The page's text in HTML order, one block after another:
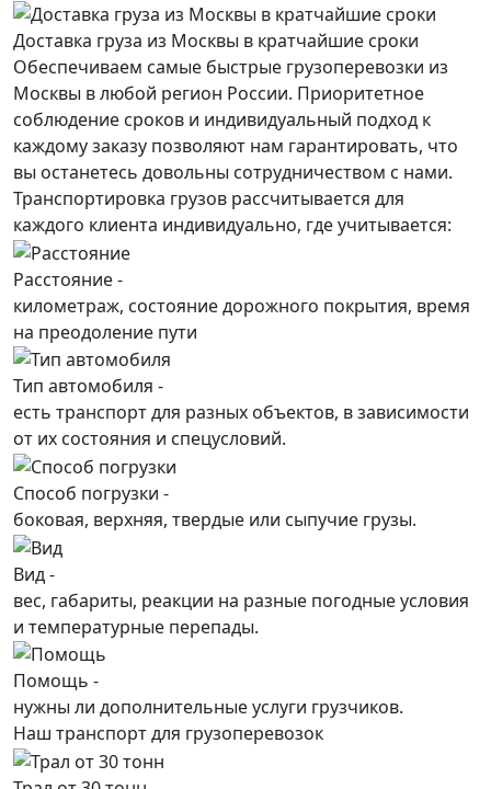
Доставка груза из Москвы в кратчайшие сроки
Обеспечиваем самые быстрые грузоперевозки из
Москвы в любой регион России. Приоритетное
соблюдение сроков и индивидуальный подход к
каждому заказу позволяют нам гарантировать, что
вы останетесь довольны сотрудничеством с нами.
Транспортировка грузов рассчитывается для
каждого клиента индивидуально, где учитывается:
Расстояние -
километраж, состояние дорожного покрытия, время
на преодоление пути
Тип автомобиля -
есть транспорт для разных объектов, в зависимости
от их состояния и спецусловий.
Способ погрузки -
боковая, верхняя, твердые или сыпучие грузы.
Вид -
вес, габариты, реакции на разные погодные условия
и температурные перепады.
Помощь -
нужны ли дополнительные услуги грузчиков.
Наш транспорт для грузоперевозок